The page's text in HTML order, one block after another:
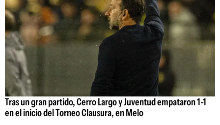
Tras un gran partido, Cerro Largo y Juventud empataron 1-1
en el inicio del Torneo Clausura, en Melo